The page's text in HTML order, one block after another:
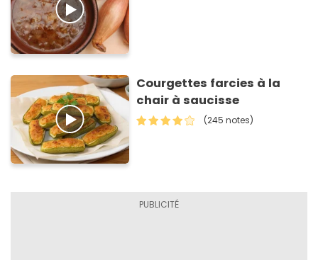
Courgettes farcies à la
chair à saucisse
(245 notes)